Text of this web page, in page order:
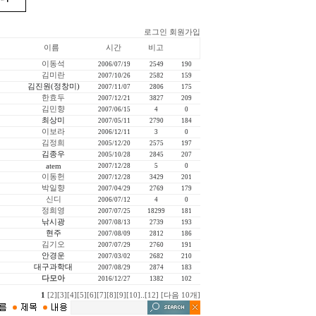
로그인
회원가입
이름 시간 비고
이동석 2006/07/19 2549
190
김미란 2007/10/26 2582
159
김진원(정창미) 2007/11/07 2806
175
한효두 2007/12/21 3827
209
김민향 2007/06/15 4
0
최상미 2007/05/11 2790
184
이보라 2006/12/11 3
0
김정희 2005/12/20 2575
197
김종우 2005/10/28 2845
207
atem 2007/12/28 5
0
이동헌 2007/12/28 3429
201
박일향 2007/04/29 2769
179
신디 2006/07/12 4
0
정희영 2007/07/25 18299
181
낚시광 2007/08/13 2739
193
현주 2007/08/09 2812
186
김기오 2007/07/29 2760
191
안경운 2007/03/02 2682
210
대구과학대 2007/08/29 2874
183
다모아 2016/12/27 1382 102
1 [2] [3] [4] [5] [6] [7] [8] [9] [10] [12] [다음 10개]